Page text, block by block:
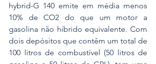
hybrid-G 140 emite em média menos
10% de CO2 do que um motor a
gasolina não híbrido equivalente. Com
dois depósitos que contêm um total de
100 litros de combustível (50 litros de